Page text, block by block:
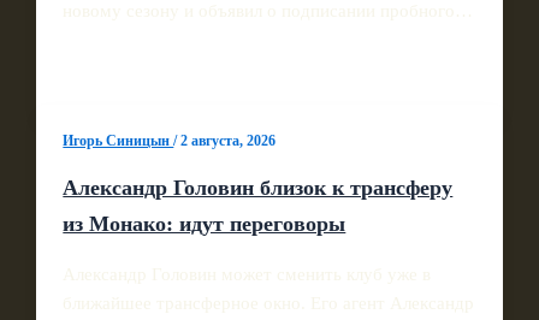
новому сезону и объявил о подписании пробного…
Игорь Синицын/2 августа, 2026
Александр Головин близок к трансферу
из Монако: идут переговоры
Александр Головин может сменить клуб уже в
ближайшее трансферное окно. Его агент Александр